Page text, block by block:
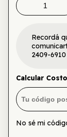
Recordá
2409-6910
Calcular
No sé mi